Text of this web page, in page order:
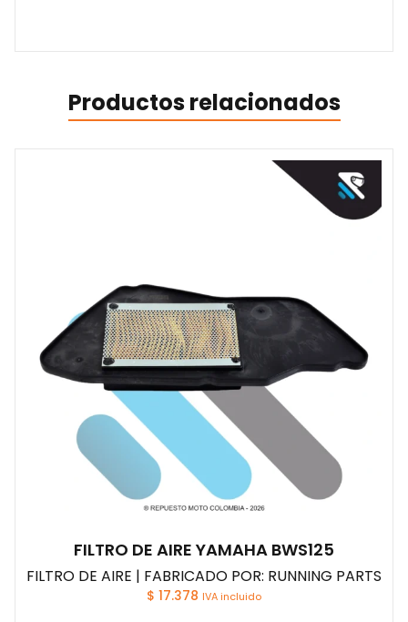
Productos relacionados
FILTRO DE AIRE YAMAHA BWS125
FILTRO DE AIRE | FABRICADO POR: RUNNING PARTS
$ 17.378 IVA incluido